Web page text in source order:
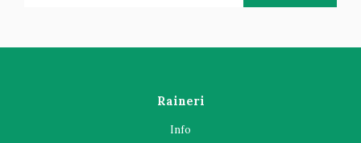
Raineri
Info